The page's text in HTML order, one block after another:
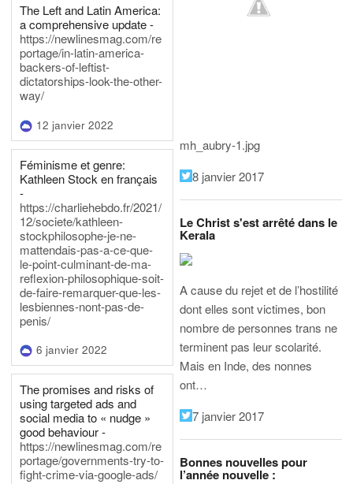
The Left and Latin America:
a comprehensive update -
https://newlinesmag.com/re
portage/in-latin-america-
backers-of-leftist-
dictatorships-look-the-other-
way/
12 janvier 2022
Féminisme et genre:
Kathleen Stock en français
-
https://charliehebdo.fr/2021/
12/societe/kathleen-
stockphilosophe-je-ne-
mattendais-pas-a-ce-que-
le-point-culminant-de-ma-
reflexion-philosophique-soit-
de-faire-remarquer-que-les-
lesbiennes-nont-pas-de-
penis/
6 janvier 2022
The promises and risks of
using targeted ads and
social media to « nudge »
good behaviour -
https://newlinesmag.com/re
portage/governments-try-to-
fight-crime-via-google-ads/
mh_aubry-1.jpg
8 janvier 2017
Le Christ s'est arrêté dans le
Kerala
A cause du rejet et de l’hostilité
dont elles sont victimes, bon
nombre de personnes trans ne
terminent pas leur scolarité.
Mais en Inde, des nonnes
ont…
7 janvier 2017
Bonnes nouvelles pour
l’année nouvelle :